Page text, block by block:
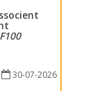
30-07-2026